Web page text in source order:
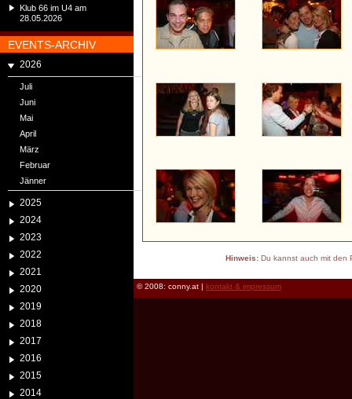
Klub 66 im U4 am
28.05.2026
EVENTS-ARCHIV
2026
Juli
Juni
Mai
April
März
Februar
Jänner
2025
2024
2023
2022
2021
2020
2019
2018
2017
2016
2015
2014
Hinweis:Du kannst auch mit den
© 2008: conny.at | kontakt & impressum